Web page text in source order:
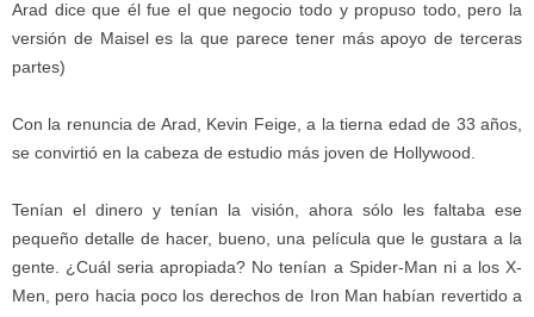
Arad dice que él fue el que negocio todo y propuso todo, pero la
versión de Maisel es la que parece tener más apoyo de terceras
partes)
Con la renuncia de Arad, Kevin Feige, a la tierna edad de 33 años,
se convirtió en la cabeza de estudio más joven de Hollywood.
Teníanel dinero y tenían la visión, ahora sólo les faltaba ese
pequeño detalle de hacer, bueno, una película que le gustara a la
gente. ¿Cuál seria apropiada? No tenían a Spider-Man ni a los X-
Men, pero hacia poco los derechos de Iron Man habían revertido a